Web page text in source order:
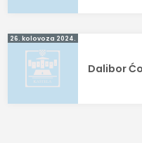
26. kolovoza 2024.
Dalibor